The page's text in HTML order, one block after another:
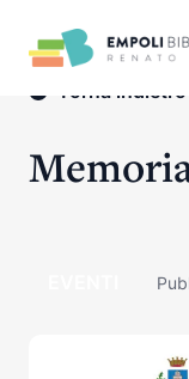
Torna indietro